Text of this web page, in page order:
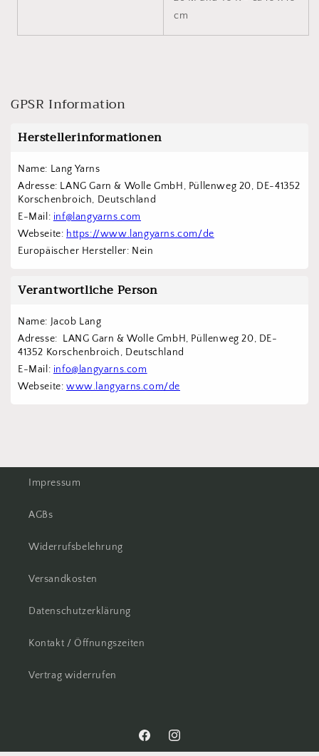
cm
GPSR Information
Herstellerinformationen
Name: Lang Yarns
Adresse: LANG Garn & Wolle GmbH, Püllenweg 20, DE-41352
Korschenbroich, Deutschland
E-Mail: inf@langyarns.com
Webseite: https://www.langyarns.com/de
Europäischer Hersteller: Nein
Verantwortliche Person
Name: Jacob Lang
Adresse:  LANG Garn & Wolle GmbH, Püllenweg 20, DE-
41352 Korschenbroich, Deutschland
E-Mail: info@langyarns.com
Webseite: www.langyarns.com/de
Impressum
AGBs
Widerrufsbelehrung
Versandkosten
Datenschutzerklärung
Kontakt / Öffnungszeiten
Vertrag widerrufen
FacebookInstagram